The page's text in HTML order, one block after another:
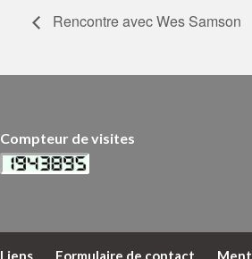
Rencontre avec Wes Samson
Compteur de visites